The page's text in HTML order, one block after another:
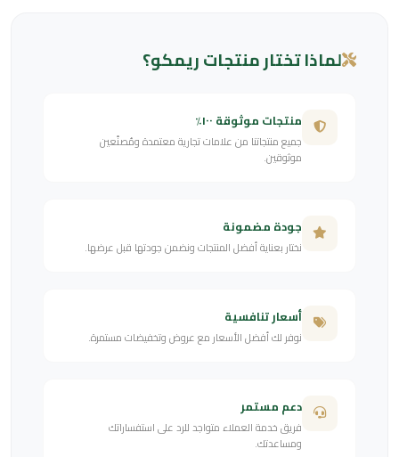
لماذا تختار منتجات ريمكو؟
منتجات موثوقة ١٠٠٪
جميع منتجاتنا من علامات تجارية معتمدة ومُصنّعين
موثوقين.
جودة مضمونة
نختار بعناية أفضل المنتجات ونضمن جودتها قبل عرضها.
أسعار تنافسية
نوفر لك أفضل الأسعار مع عروض وتخفيضات مستمرة.
دعم مستمر
فريق خدمة العملاء متواجد للرد على استفساراتك
ومساعدتك.